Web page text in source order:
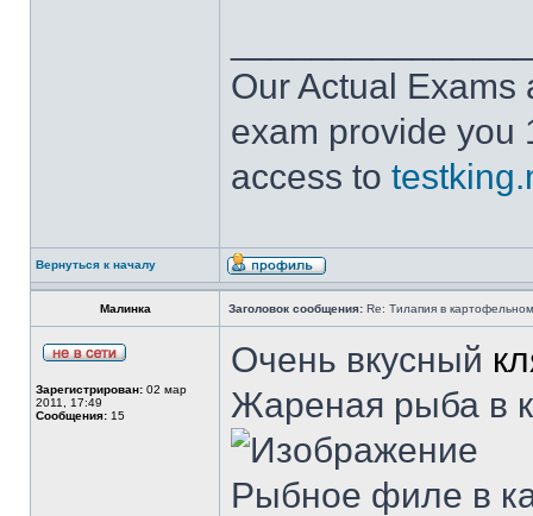
Our Actual
exam provide you
access to
Вернуться к началу
Малинка Заголовок сообщения: Re: Тилапия в
Зарегистрирован: 02 мар
2011, 17:49
Сообщения: 15
Очень вкусный
Жареная рыба в
Рыбное филе в